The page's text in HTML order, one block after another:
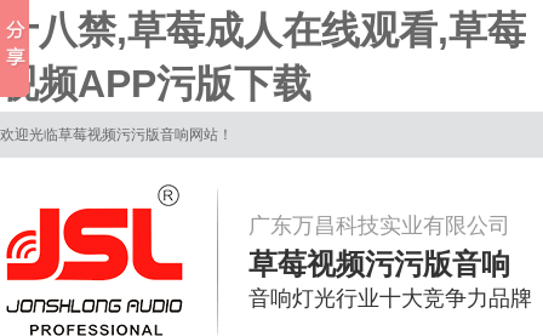
十八禁,草莓成人在线观看,草莓
视频APP污版下载
欢迎光临草莓视频污污版音响网站！
广东万昌科技实业有限公司
草莓视频污污版音响
音响灯光行业十大竞争力品牌